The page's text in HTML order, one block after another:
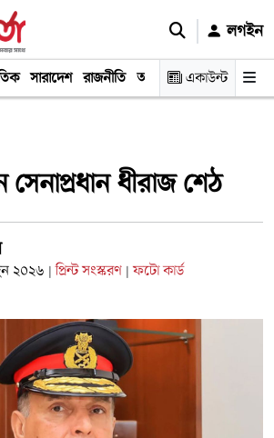
লগইন
সারাদেশ রাজনীতি অর্থনীতি খেলা বিনোদন
একাউন্ট
ধীরাজ শেঠ
২০২৬ | প্রিন্ট সংস্করণ | ফটো কার্ড